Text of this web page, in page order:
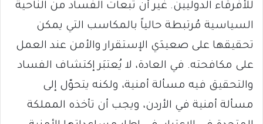
للأفرقاء الدوليين. غير أن تبعات الفساد من الناحية
السياسية مُرتبطة حالياً بالمكاسب التي يمكن
تحقيقها على صعيدَي الإستقرار والأمن عند العمل
على مكافحته. في العادة، لا يُعتبَر إكتشاف الفساد
والتحقيق فيه مسألة أمنية، ولكنه يتحوّل إلى
مسألة أمنية في الأردن، ويجب أن تأخذه المملكة